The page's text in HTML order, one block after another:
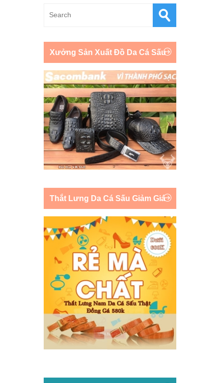
Xưởng Sản Xuất Đồ Da Cá Sấu
Thắt Lưng Da Cá Sấu Giảm Giá